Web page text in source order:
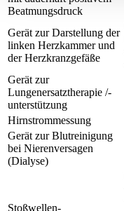
Beatmungsdruck
Gerät zur Darstellung der
linken Herzkammer und
der Herzkranzgefäße
Gerät zur
Lungenersatztherapie /-
unterstützung
Hirnstrommessung
Gerät zur Blutreinigung
bei Nierenversagen
(Dialyse)
Stoßwellen-